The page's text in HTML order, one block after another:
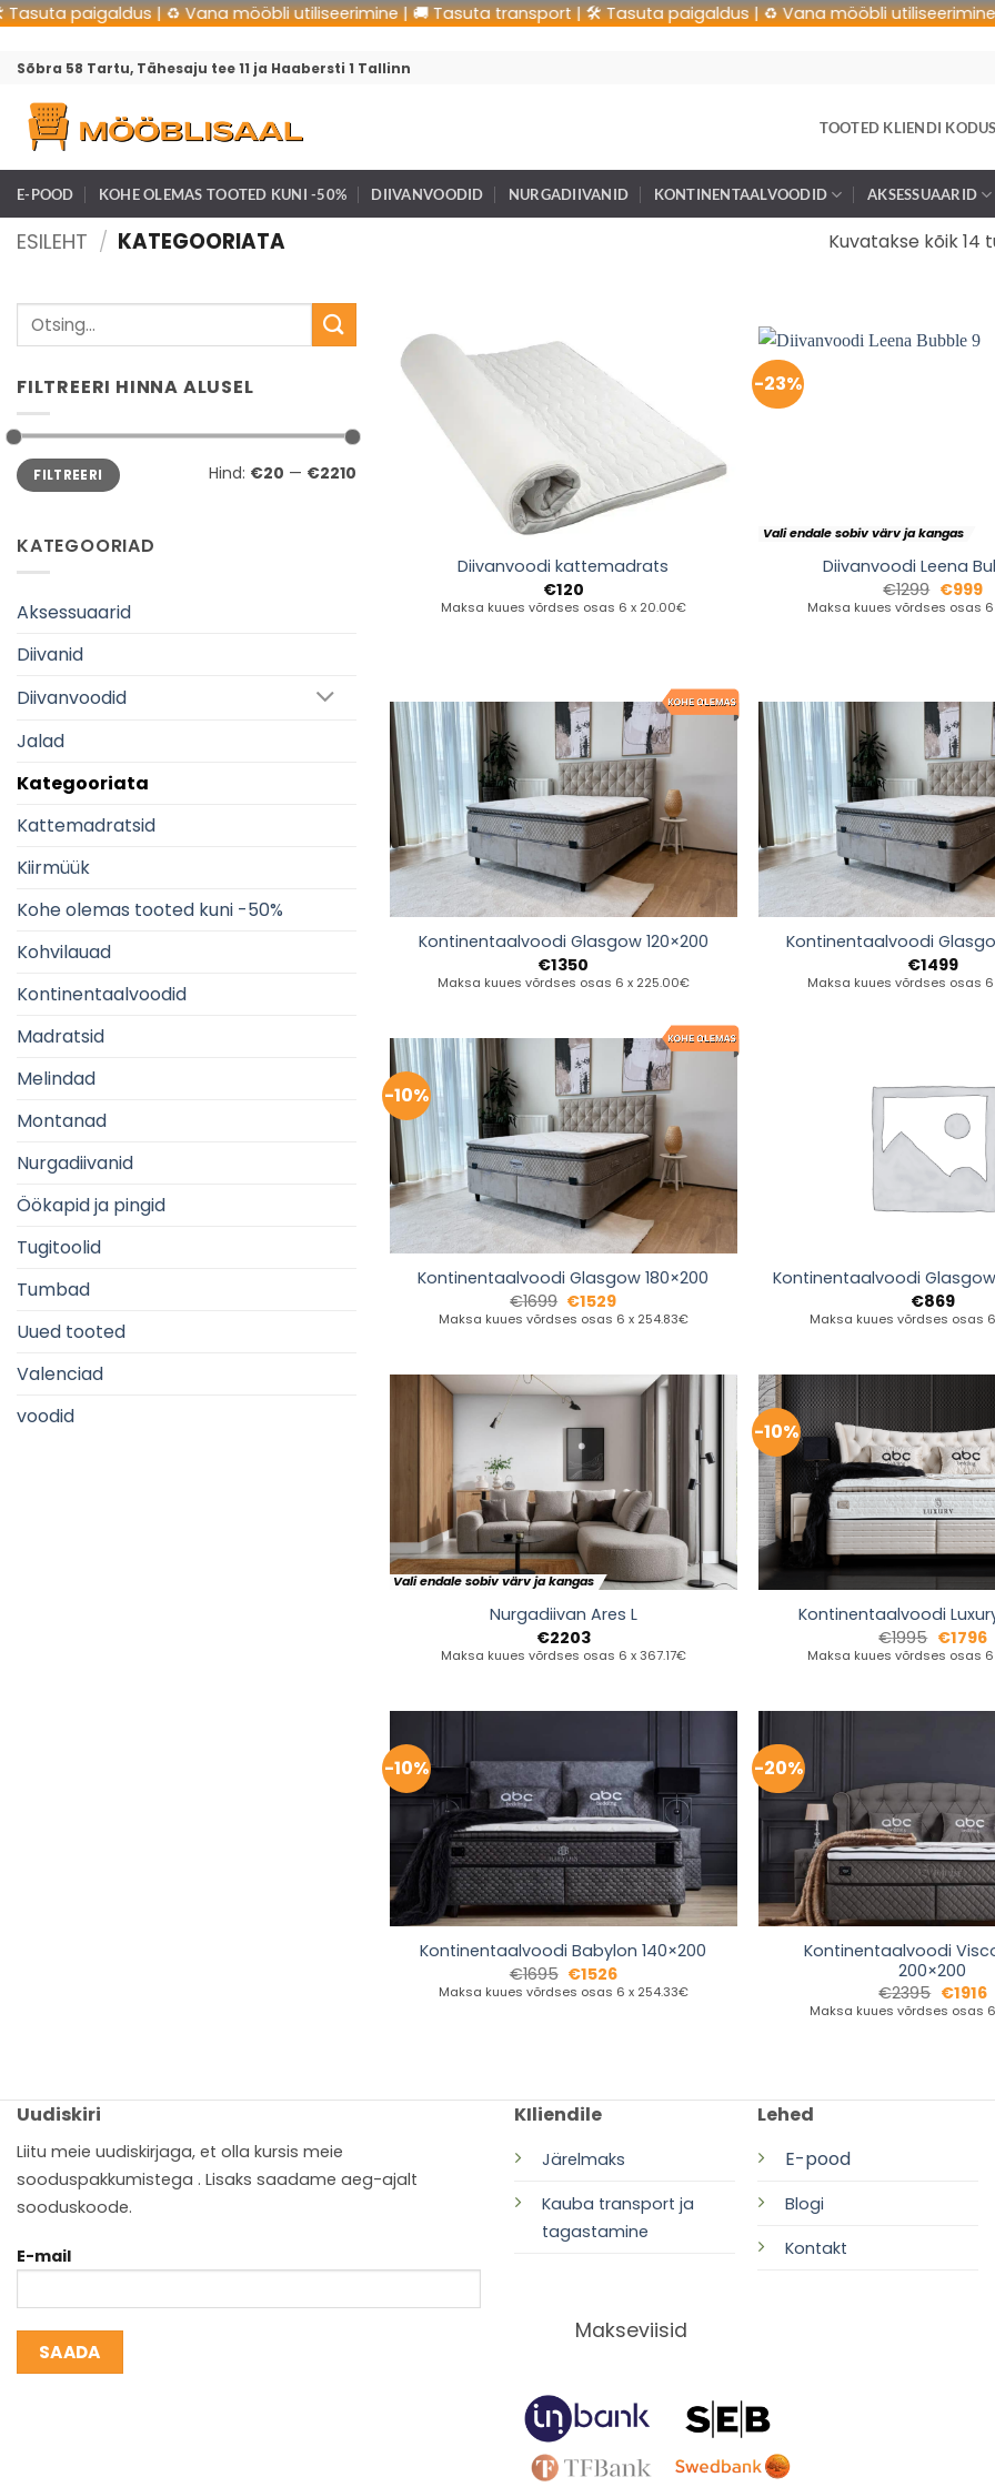
utiliseerimine | 🚚 Tasuta transport | 🛠 Tasuta paigaldus | ♻️ Vana
Sõbra 58 Tartu, Tähesaju tee 11 ja Haabersti 1 Tallinn
TOOTED KLIENDI KODUS
E-POOD KOHE OLEMAS TOOTED KUNI -50% DIIVANVOODID NURGADIIVANID KONTINENTAALVOODID AKSESSUAARID
ESILEHT / KATEGOORIATA Kuvatakse kõik 14
FILTREERI HINNA ALUSEL
FILTREERI Hind: €20 — €2210
KATEGOORIAD
Aksessuaarid
Diivanid
Diivanvoodid
Jalad
Kategooriata
Kattemadratsid
Kiirmüük
Kohe olemas tooted kuni -50%
Kohvilauad
Kontinentaalvoodid
Madratsid
Melindad
Montanad
Nurgadiivanid
Öökapid ja pingid
Tugitoolid
Tumbad
Uued tooted
Valenciad
voodid
Diivanvoodi kattemadrats
€120
Maksa kuues võrdses osas 6 x 20.00€
-23%
Vali endale sobiv värv ja kangas
Diivanvoodi Leena
€1299 €999
Maksa kuues võrdses osas
Kontinentaalvoodi Glasgow 120×200
€1350
Maksa kuues võrdses osas 6 x 225.00€
Kontinentaalvoodi
€1499
Maksa kuues võrdses osas
-10%
Kontinentaalvoodi Glasgow 180×200
€1699 €1529
Maksa kuues võrdses osas 6 x 254.83€
Kontinentaalvoodi
€869
Maksa kuues võrdses osas 6
Vali endale sobiv värv ja kangas
Nurgadiivan Ares L
€2203
Maksa kuues võrdses osas 6 x 367.17€
-10%
Kontinentaalvoodi
€1995 €1796
Maksa kuues võrdses osas
-10%
Kontinentaalvoodi Babylon 140×200
€1695 €1526
Maksa kuues võrdses osas 6 x 254.33€
-20%
Kontinentaalvoodi
200×200
€2395 €1916
Maksa kuues võrdses osas 6
Uudiskiri
Liitu meie uudiskirjaga, et olla kursis meie
sooduspakkumistega . Lisaks saadame aeg-ajalt
sooduskoode.
E-mail
KIliendile
Järelmaks
Kauba transport ja
tagastamine
Lehed
E-pood
Blogi
Kontakt
Makseviisid